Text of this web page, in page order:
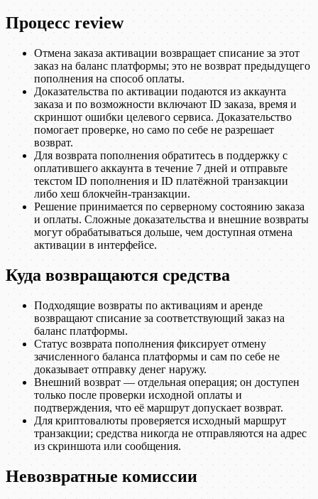
Процесс review
Отмена заказа активации возвращает списание за этот
заказ на баланс платформы; это не возврат предыдущего
пополнения на способ оплаты.
Доказательства по активации подаются из аккаунта
заказа и по возможности включают ID заказа, время и
скриншот ошибки целевого сервиса. Доказательство
помогает проверке, но само по себе не разрешает
возврат.
Для возврата пополнения обратитесь в поддержку с
оплатившего аккаунта в течение 7 дней и отправьте
текстом ID пополнения и ID платёжной транзакции
либо хеш блокчейн-транзакции.
Решение принимается по серверному состоянию заказа
и оплаты. Сложные доказательства и внешние возвраты
могут обрабатываться дольше, чем доступная отмена
активации в интерфейсе.
Куда возвращаются средства
Подходящие возвраты по активациям и аренде
возвращают списание за соответствующий заказ на
баланс платформы.
Статус возврата пополнения фиксирует отмену
зачисленного баланса платформы и сам по себе не
доказывает отправку денег наружу.
Внешний возврат — отдельная операция; он доступен
только после проверки исходной оплаты и
подтверждения, что её маршрут допускает возврат.
Для криптовалюты проверяется исходный маршрут
транзакции; средства никогда не отправляются на адрес
из скриншота или сообщения.
Невозвратные комиссии